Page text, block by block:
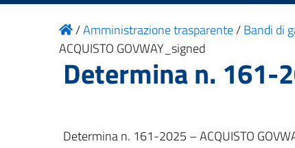
/Amministrazione trasparente/Bandi di
ACQUISTO GOVWAY_signed
Determina n. 161-
Determina n. 161-2025 – ACQUISTO